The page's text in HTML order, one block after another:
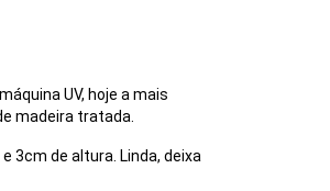
UV, hoje a mais
madeira tratada.
3cm de altura. Linda, deixa